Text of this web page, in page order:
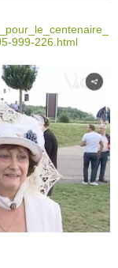
999-226.html